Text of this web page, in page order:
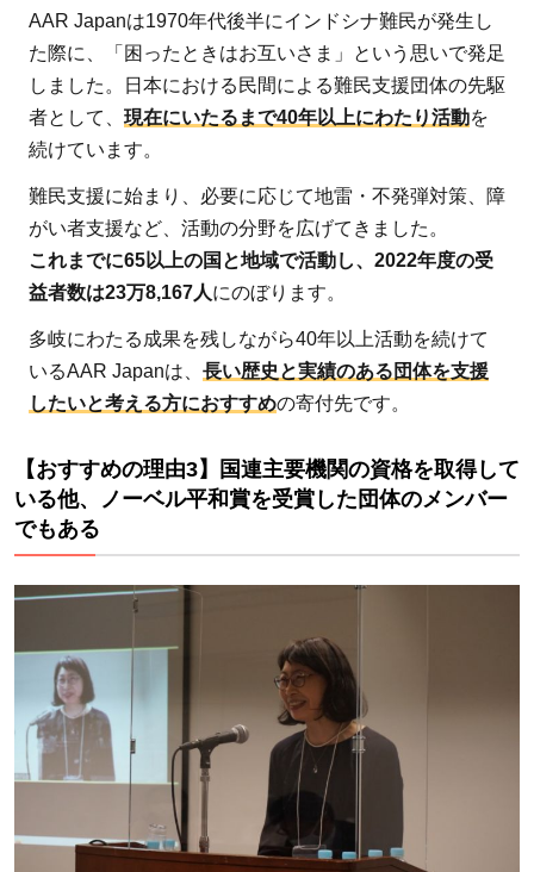
Japan［難
民を助け
る会］ っ
てどんな
活動をし
体？
2.1
活動
1：
難民
支援
2.1.1
緊急支
2.1.2
避難先
らしの
2.2
活動
分野
地
AAR Japanは1970年代後半にインドシナ難民が発生し
た際に、「困ったときはお互いさま」という思いで発足
しました。日本における民間による難民支援団体の先駆
者として、 現在にいたるまで40年以上にわたり活動を
続けています。
難民支援に始まり、必要に応じて地雷・不発弾対策、障
がい者支援など、活動の分野を広げてきました。
これまでに65以上の国と地域で活動し、2022年度の受
益者数は23万8,167人にのぼります。
多岐にわたる成果を残しながら40年以上活動を続けて
いるAAR Japanは、 長い歴史と実績のある団体を支援
したいと考える方におすすめの寄付先です。
【おすすめの理由3】国連主要機関の資格を取得して
いる他、ノーベル平和賞を受賞した団体のメンバー
でもある